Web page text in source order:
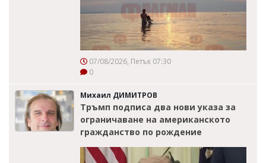
07/08/2026, Петък 07:30
0
Михаил ДИМИТРОВ
Тръмп подписа два нови указа за
ограничаване на американското
гражданство по рождение